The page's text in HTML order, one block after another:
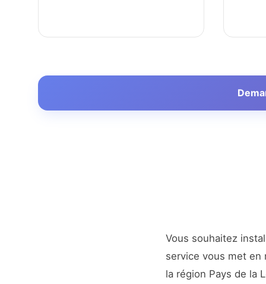
Vous souhaitez
service vous met en
la région Pays de la